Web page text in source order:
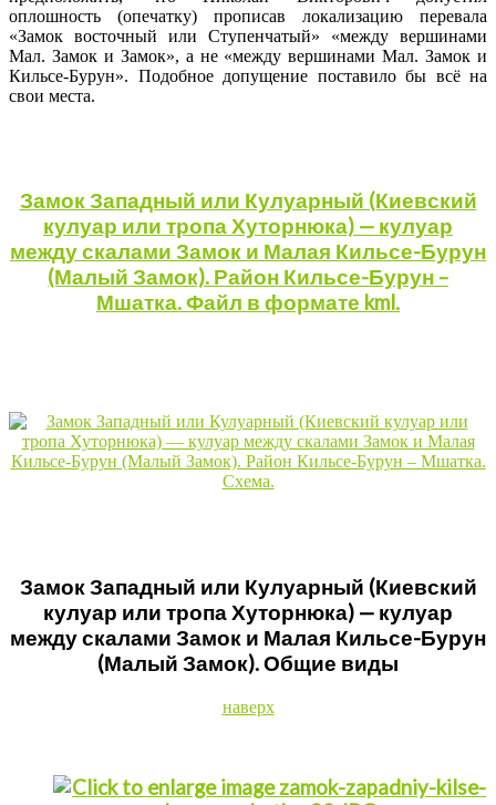
оплошность (опечатку) прописав локализацию перевала
«Замок восточный или Ступенчатый» «между вершинами
Мал. Замок и Замок», а не «между вершинами Мал. Замок и
Кильсе-Бурун». Подобное допущение поставило бы всё на
свои места.
Замок Западный или Кулуарный (Киевский
кулуар или тропа Хуторнюка) — кулуар
между скалами Замок и Малая Кильсе-Бурун
(Малый Замок). Район Кильсе-Бурун –
Мшатка. Файл в формате kml.
Замок Западный или Кулуарный (Киевский
кулуар или тропа Хуторнюка) — кулуар
между скалами Замок и Малая Кильсе-Бурун
(Малый Замок). Общие виды
наверх